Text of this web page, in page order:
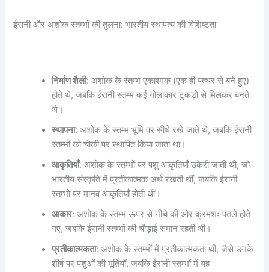
ईरानी और अशोक स्तम्भों की तुलना: भारतीय स्थापत्य की विशिष्टता
निर्माण शैली: अशोक के स्तम्भ एकाश्मक (एक ही पत्थर से बने हुए)
होते थे, जबकि ईरानी स्तम्भ कई गोलाकार टुकड़ों से मिलकर बनते
थे।
स्थापना: अशोक के स्तम्भ भूमि पर सीधे रखे जाते थे, जबकि ईरानी
स्तम्भों को चौकी पर स्थापित किया जाता था।
आकृतियाँ: अशोक के स्तम्भों पर पशु आकृतियाँ उकेरी जाती थीं, जो
भारतीय संस्कृति में प्रतीकात्मक अर्थ रखती थीं, जबकि ईरानी
स्तम्भों पर मानव आकृतियाँ होती थीं।
आकार: अशोक के स्तम्भ ऊपर से नीचे की ओर क्रमशः पतले होते
गए, जबकि ईरानी स्तम्भों की चौड़ाई समान रहती थी।
प्रतीकात्मकता: अशोक के स्तम्भों में प्रतीकात्मकता थी, जैसे उनके
शीर्ष पर पशुओं की मूर्तियाँ, जबकि ईरानी स्तम्भों में यह